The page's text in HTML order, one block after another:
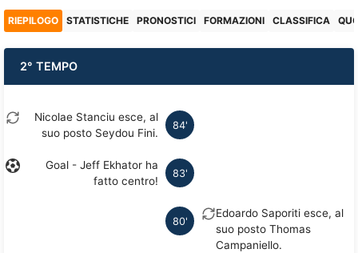
RIEPILOGO STATISTICHE PRONOSTICI FORMAZIONI CLASSIFICA
2° TEMPO
84'
Nicolae Stanciu esce, al
suo posto Seydou Fini.
83'
Goal - Jeff Ekhator ha
fatto centro!
80'
Edoardo Saporiti esce, al
suo posto Thomas
Campaniello.